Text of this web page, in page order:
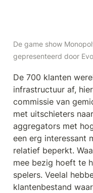
De game show
gepresenteerd door
De 700 klanten
infrastructuur af,
commissie van
met uitschieters
aggregators met
een erg interessant
relatief beperkt.
mee bezig hoeft te
spelers. Veelal
klantenbestand